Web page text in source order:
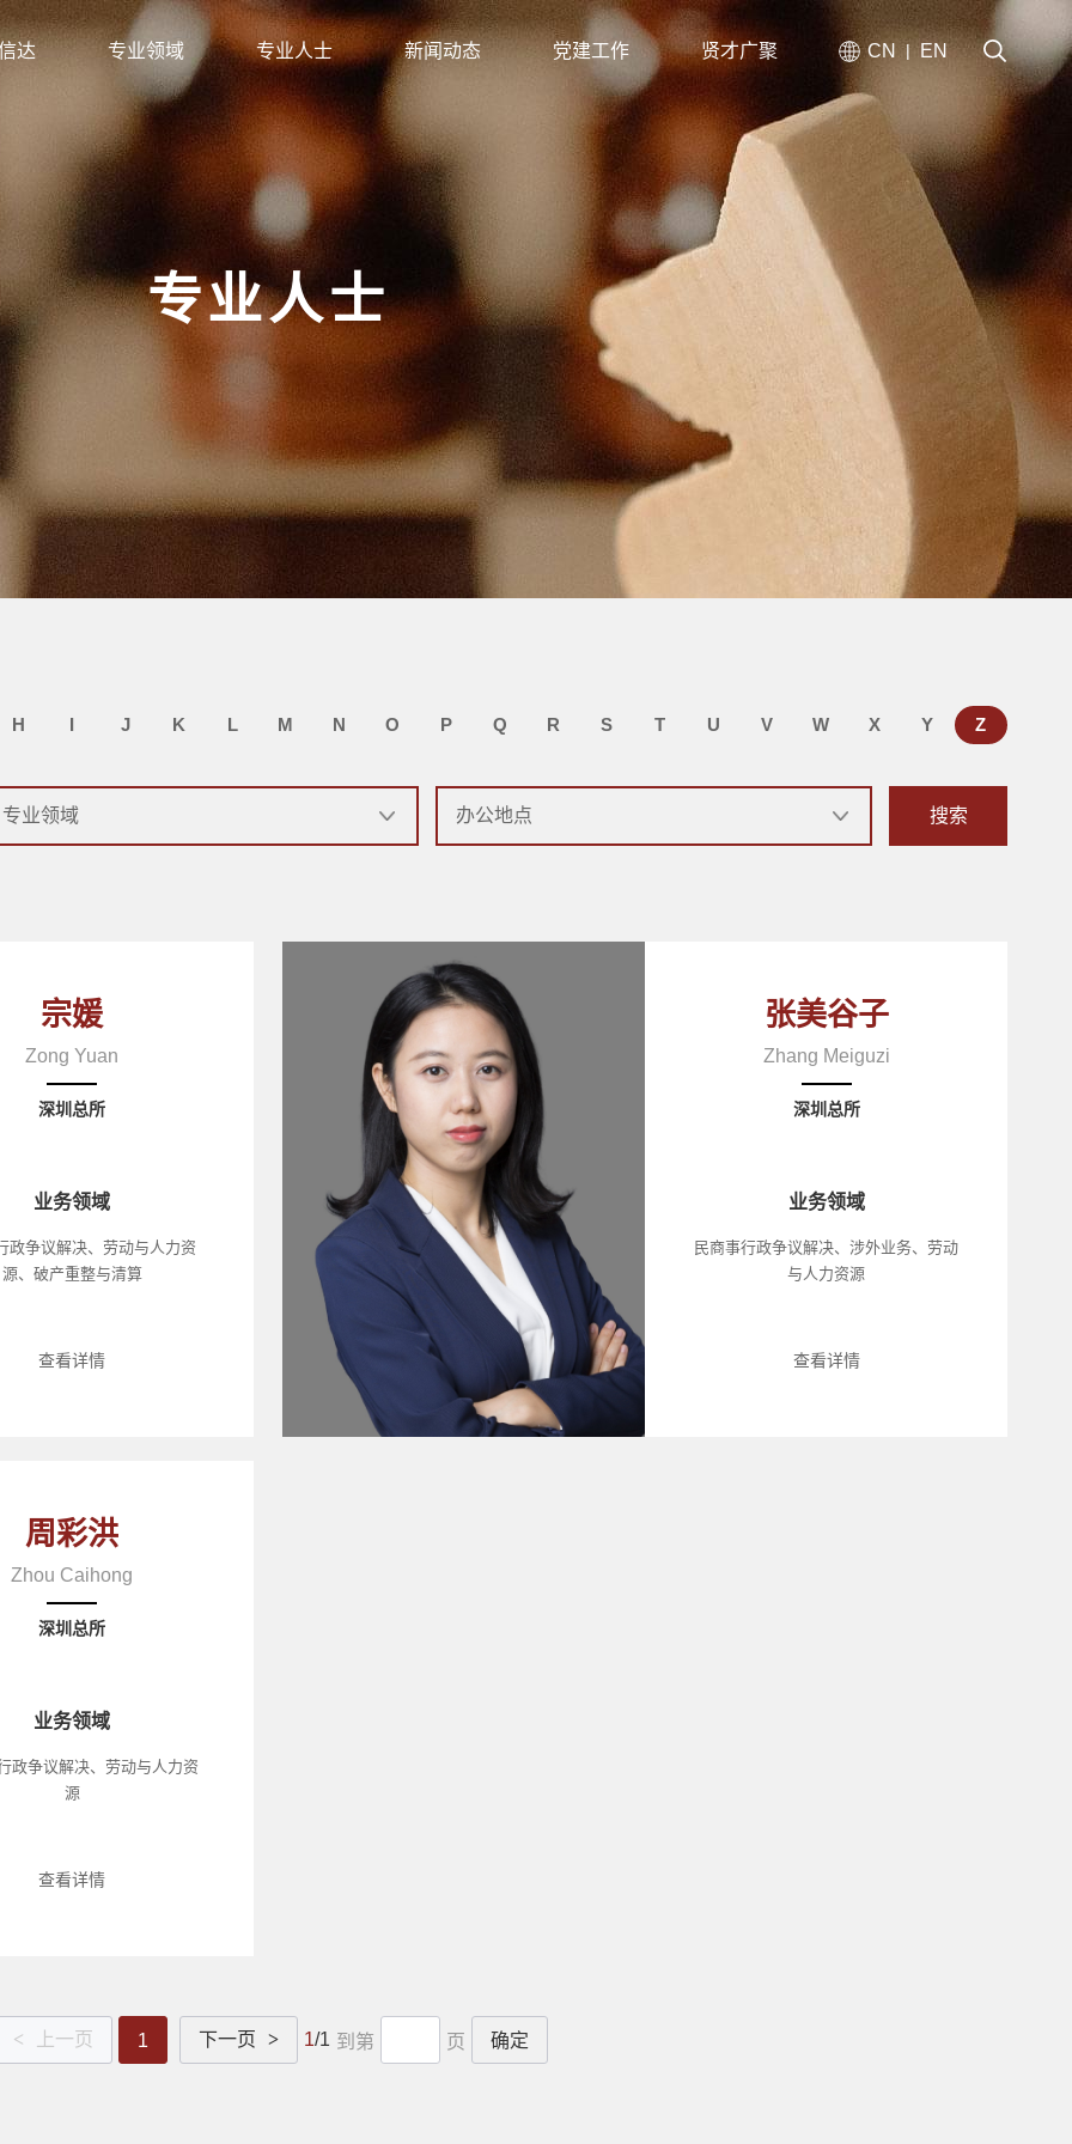
达 专业领域 专业人士 新闻动态 党建工作 贤才广聚 CN |EN
专业人士
H I J K L M N O P Q R S T U V W X Y Z
搜索
宗媛
Zong Yuan
深圳总所
业务领域
政争议解决、劳动与人力资
源、破产重整与清算
查看详情
张美谷子
Zhang Meiguzi
深圳总所
业务领域
民商事行政争议解决、涉外业务、劳动
与人力资源
查看详情
周彩洪
Zhou Caihong
深圳总所
业务领域
政争议解决、劳动与人力资
源
查看详情
< 上一页 1 下一页 > 1/1 到第 页 确定